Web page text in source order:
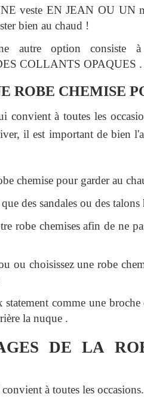
veste EN JEAN OU UN
bien au chaud !
autre option consiste
COLLANTS OPAQUES .
ROBE CHEMISE
convient à toutes les
il est important de bien
chemise pour garder au
des sandales ou des talons
robe chemises afin de ne
ou choisissez une robe
comme une
la nuque .
DE LA
à toutes les